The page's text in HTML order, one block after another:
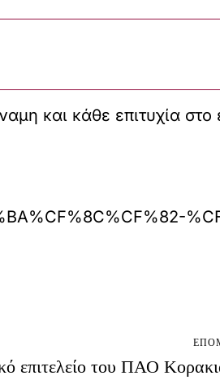
και κάθε επιτυχία στο
επιτελείο του ΠΑΟ